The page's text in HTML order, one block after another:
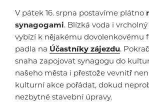
V pátek 16. srpna postavíme plátno
synagogami. Blízká voda i
vybízí k nějakému dovolenkovému
padla na Účastníky zájezdu.
snaha zapojovat synagogu do
našeho města i přestože vevnitř
kulturní akce pořádat, dokud
nezbytné stavební úpravy.